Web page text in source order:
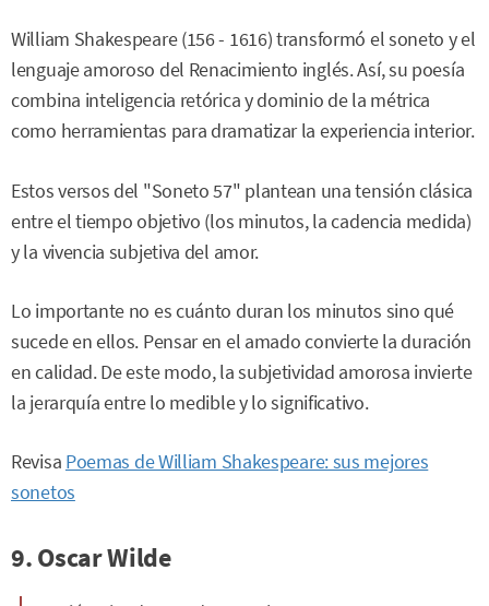
William Shakespeare (156 - 1616) transformó el soneto y el
lenguaje amoroso del Renacimiento inglés. Así, su poesía
combina inteligencia retórica y dominio de la métrica
como herramientas para dramatizar la experiencia interior.
Estos versos del "Soneto 57" plantean una tensión clásica
entre el tiempo objetivo (los minutos, la cadencia medida)
y la vivencia subjetiva del amor.
Lo importante no es cuánto duran los minutos sino qué
sucede en ellos. Pensar en el amado convierte la duración
en calidad. De este modo, la subjetividad amorosa invierte
la jerarquía entre lo medible y lo significativo.
Revisa Poemas de William Shakespeare: sus mejores
sonetos
9. Oscar Wilde